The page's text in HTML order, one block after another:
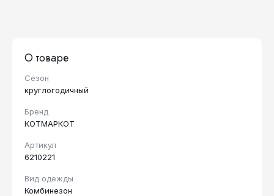
О товаре
Сезон
круглогодичный
Бренд
КОТМАРКОТ
Артикул
6210221
Вид одежды
Комбинезон